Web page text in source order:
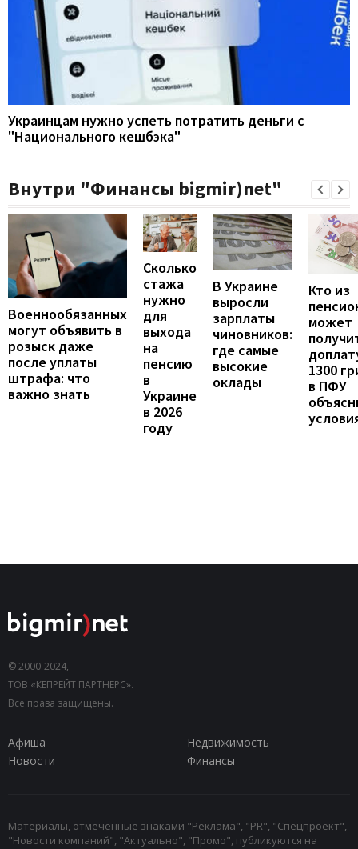
Украинцам нужно успеть потратить деньги с
"Национального кешбэка"
Внутри "Финансы bigmir)net"
Военнообязанных
могут объявить в
розыск даже
после уплаты
штрафа: что
важно знать
Сколько
стажа
нужно
для
выхода
на
пенсию
в
Украине
в 2026
году
В Украине
выросли
зарплаты
чиновников:
где самые
высокие
оклады
Кто из
может
1300
в ПФУ
© 2000-2024,
ТОВ «КЕПРЕЙТ ПАРТНЕРС».
Все права защищены.
Афиша
Недвижимость
Новости
Финансы
Материалы, отмеченные знаками "Реклама", "PR", "Спецпроект",
"Новости компаний", "Актуально", "Промо", публикуются на